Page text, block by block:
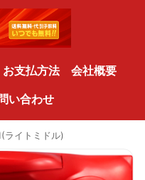
お支払方法
会社概要
い合わせ
ライトミドル)